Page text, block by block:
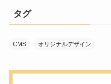
タグ
CMS オリジナルデザイン